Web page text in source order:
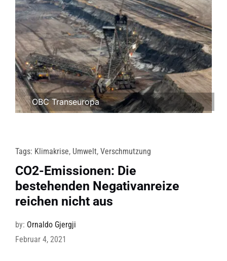
OBC Transeuropa
Tags: Klimakrise, Umwelt, Verschmutzung
CO2-Emissionen: Die
bestehenden Negativanreize
reichen nicht aus
by: Ornaldo Gjergji
Februar 4, 2021